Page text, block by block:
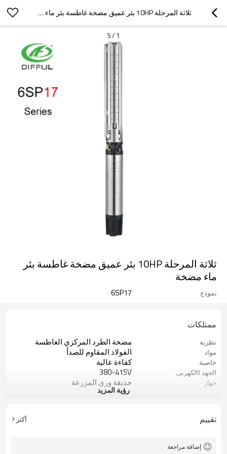
ثلاثة المرحلة 10HP بئر عميق مضخة غاطسة بئر ماء مضخة
1
/
5
ثلاثة المرحلة 10HP بئر عميق مضخة غاطسة بئر
ماء مضخة
نموذج 6SP17
ممتلكات
نظرية مضخة الطرد المركزي الغاطسة
مواد الفولاذ المقاوم للصدأ
خاصية كفاءة عالية
الجهد االكهربى 380-415V
جهاز حديقة وري المزرعة
علبة أو حالة خشبية
قياسي أو غير قياسي
رؤية المزيد
تقييم أكثر
إضافة مراجعة